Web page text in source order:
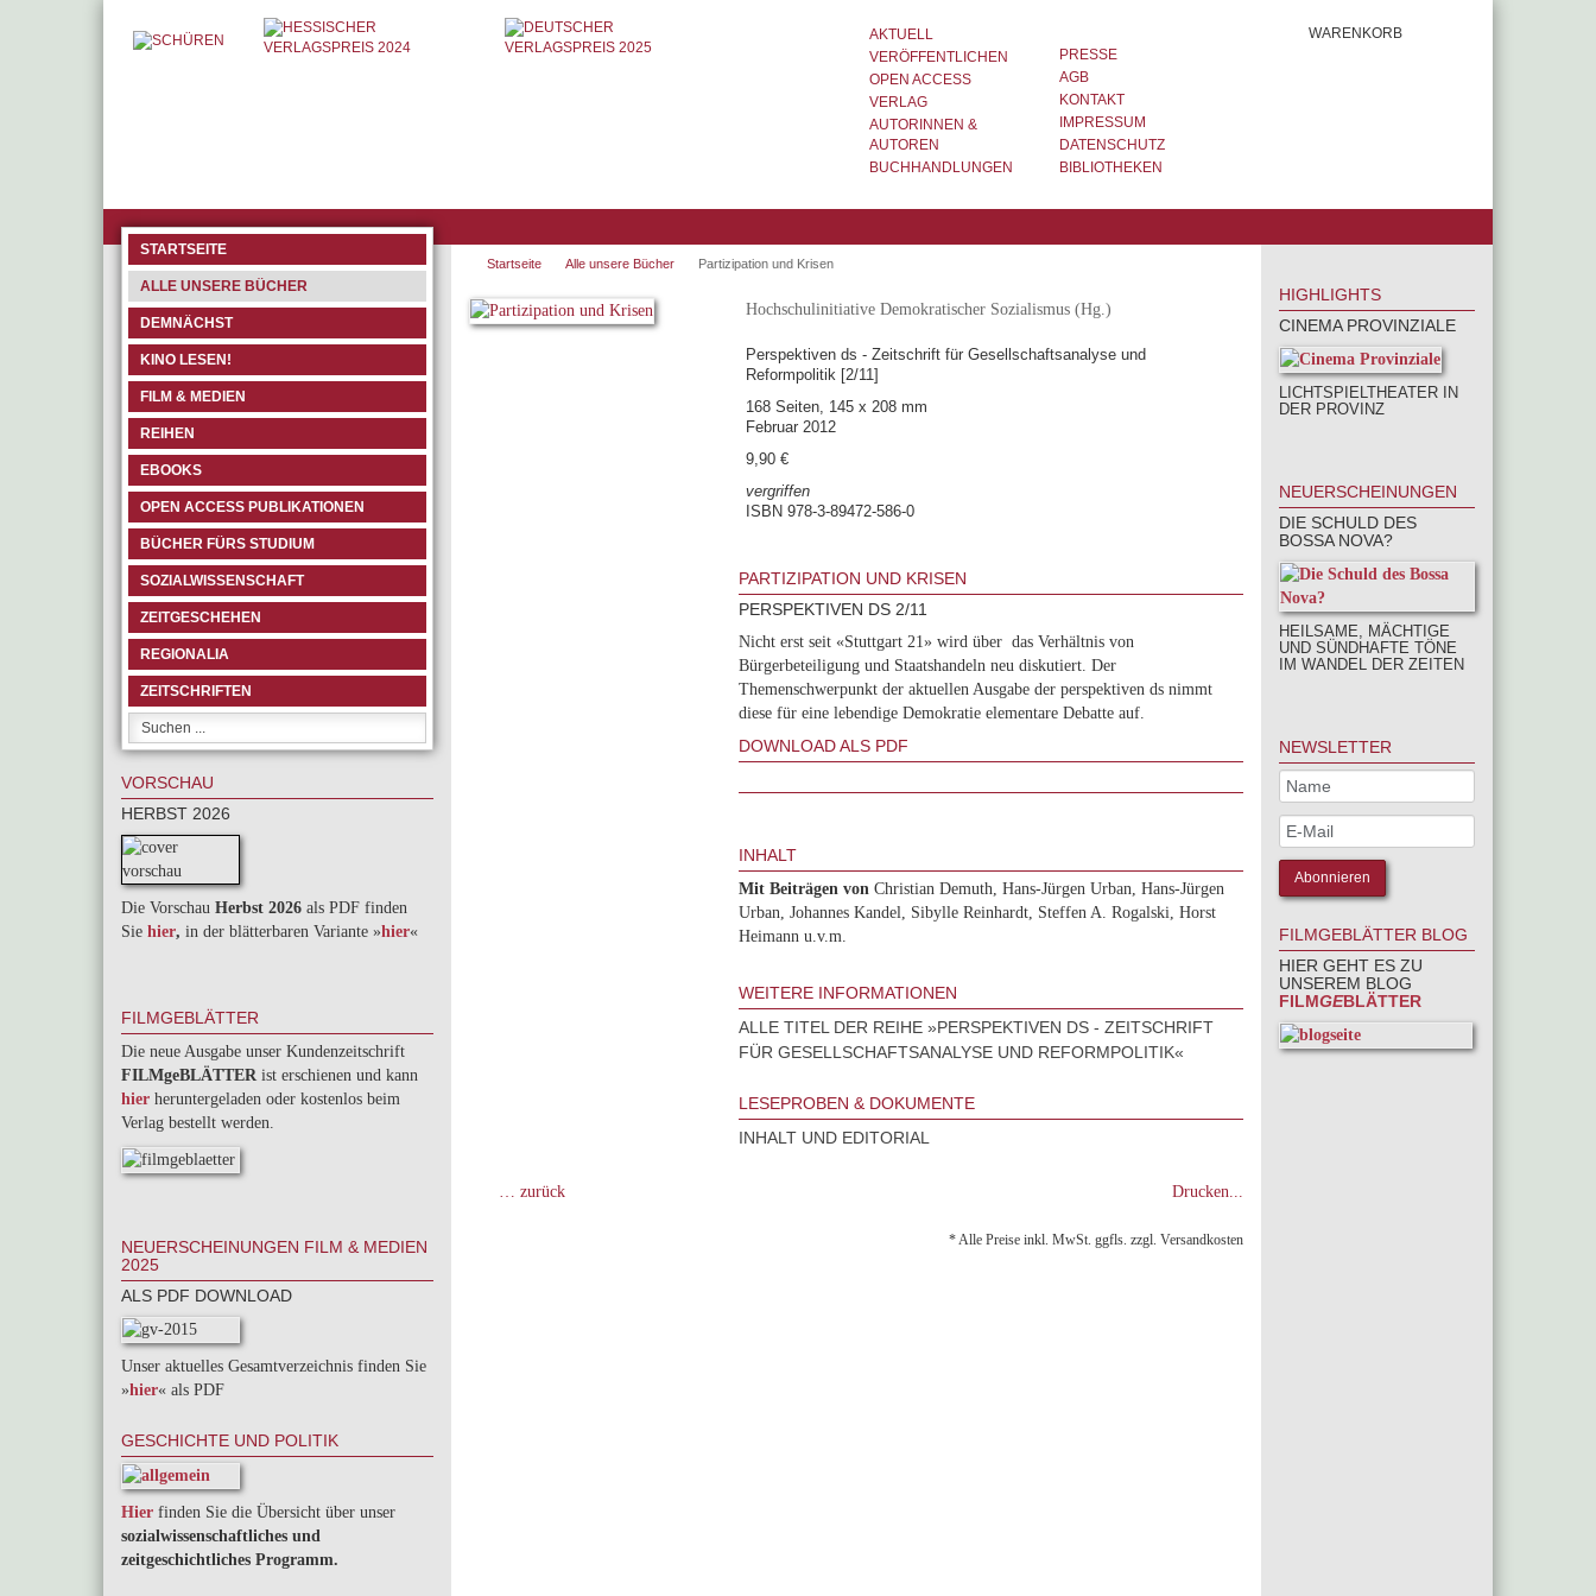
AKTUELL
VERÖFFENTLICHEN
OPEN ACCESS
VERLAG
AUTORINNEN &
AUTOREN
BUCHHANDLUNGEN
PRESSE
AGB
KONTAKT
IMPRESSUM
DATENSCHUTZ
BIBLIOTHEKEN
WARENKORB
STARTSEITE
ALLE UNSERE BÜCHER
DEMNÄCHST
KINO LESEN!
FILM & MEDIEN
REIHEN
EBOOKS
OPEN ACCESS PUBLIKATIONEN
BÜCHER FÜRS STUDIUM
SOZIALWISSENSCHAFT
ZEITGESCHEHEN
REGIONALIA
ZEITSCHRIFTEN
VORSCHAU
HERBST 2026
Die Vorschau Herbst 2026 als PDF finden
Sie hier, in der blätterbaren Variante »hier«
FILMGEBLÄTTER
Die neue Ausgabe unser Kundenzeitschrift
FILMgeBLÄTTER ist erschienen und kann
hier heruntergeladen oder kostenlos beim
Verlag bestellt werden.
NEUERSCHEINUNGEN FILM & MEDIEN
2025
ALS PDF DOWNLOAD
Unser aktuelles Gesamtverzeichnis finden Sie
»hier« als PDF
GESCHICHTE UND POLITIK
Hier finden Sie die Übersicht über unser
sozialwissenschaftliches und
zeitgeschichtliches Programm.
Startseite Alle unsere Bücher Partizipation und Krisen
Hochschulinitiative Demokratischer Sozialismus (Hg.)
Perspektiven ds - Zeitschrift für Gesellschaftsanalyse und
Reformpolitik [2/11]
168 Seiten, 145 x 208 mm
Februar 2012
9,90 €
vergriffen
ISBN 978-3-89472-586-0
PARTIZIPATION UND KRISEN
PERSPEKTIVEN DS 2/11
Nicht erst seit «Stuttgart 21» wird über das Verhältnis von
Bürgerbeteiligung und Staatshandeln neu diskutiert. Der
Themenschwerpunkt der aktuellen Ausgabe der perspektiven ds nimmt
diese für eine lebendige Demokratie elementare Debatte auf.
DOWNLOAD ALS PDF
INHALT
Mit Beiträgen von Christian Demuth, Hans-Jürgen Urban, Hans-Jürgen
Urban, Johannes Kandel, Sibylle Reinhardt, Steffen A. Rogalski, Horst
Heimann u.v.m.
WEITERE INFORMATIONEN
ALLE TITEL DER REIHE »PERSPEKTIVEN DS - ZEITSCHRIFT
FÜR GESELLSCHAFTSANALYSE UND REFORMPOLITIK«
LESEPROBEN & DOKUMENTE
INHALT UND EDITORIAL
… zurück Drucken...
* Alle Preise inkl. MwSt. ggfls. zzgl. Versandkosten
HIGHLIGHTS
CINEMA PROVINZIALE
LICHTSPIELTHEATER IN
DER PROVINZ
NEUERSCHEINUNGEN
DIE SCHULD DES
BOSSA NOVA?
HEILSAME, MÄCHTIGE
UND SÜNDHAFTE TÖNE
IM WANDEL DER ZEITEN
NEWSLETTER
FILMGEBLÄTTER BLOG
HIER GEHT ES ZU
UNSEREM BLOG
FILMGEBLÄTTER